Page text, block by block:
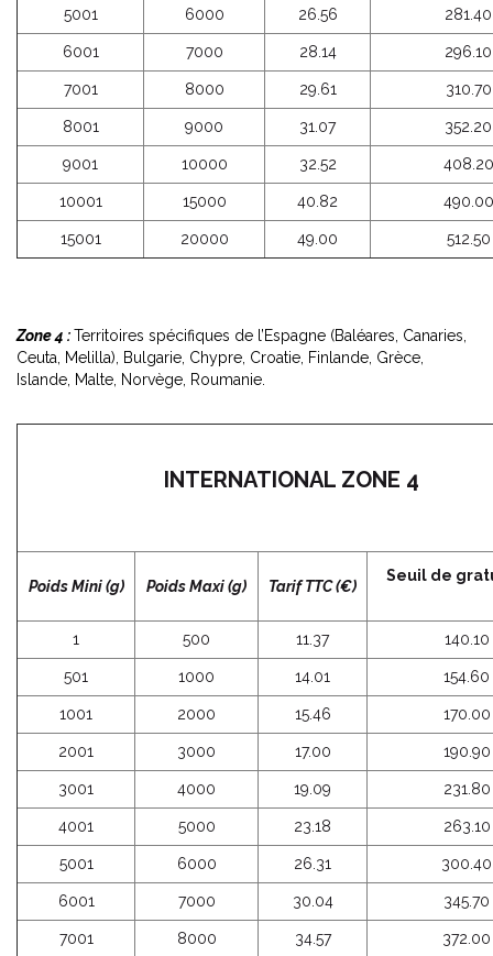
5001 6000 26.56 281.40
6001 7000 28.14 296.10
7001 8000 29.61 310.70
8001 9000 31.07 352.20
9001 10000 32.52 408.20
10001 15000 40.82 490.00
15001 20000 49.00 512.50
Zone 4 :Territoires spécifiques de l’Espagne (Baléares, Canaries,
Ceuta, Melilla), Bulgarie, Chypre, Croatie, Finlande, Grèce,
Islande, Malte, Norvège, Roumanie.
INTERNATIONAL ZONE 4
Poids Mini (g) Poids Maxi (g) Tarif TTC (€)
Seuil de
1 500 11.37 140.10
501 1000 14.01 154.60
1001 2000 15.46 170.00
2001 3000 17.00 190.90
3001 4000 19.09 231.80
4001 5000 23.18 263.10
5001 6000 26.31 300.40
6001 7000 30.04 345.70
7001 8000 34.57 372.00